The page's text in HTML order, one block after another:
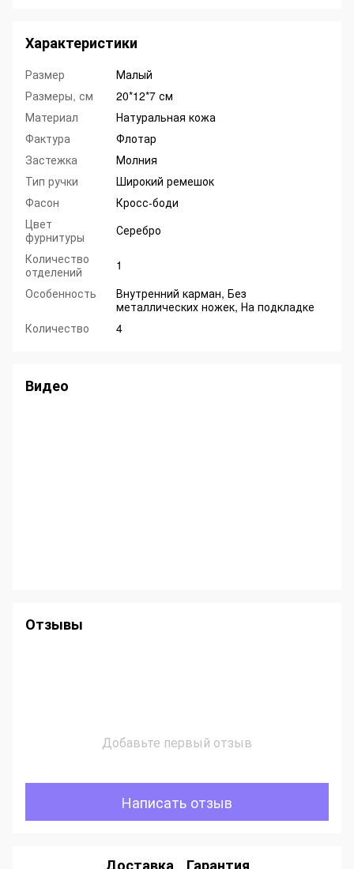
Характеристики
Размер
Малый
Размеры, см
20*12*7 см
Материал
Натуральная кожа
Фактура
Флотар
Застежка
Молния
Тип ручки
Широкий ремешок
Фасон
Кросс-боди
Цвет
фурнитуры
Серебро
Количество
отделений
1
Особенность
Внутренний карман, Без
металлических ножек, На подкладке
Количество
4
Видео
Отзывы
Добавьте первый отзыв
Написать отзыв
Доставка Гарантия